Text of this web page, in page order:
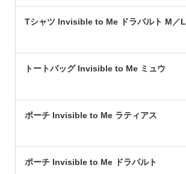
Tシャツ Invisible to Me ドラパルト M／L
トートバッグ Invisible to Me ミュウ
ポーチ Invisible to Me ラティアス
ポーチ Invisible to Me ドラパルト